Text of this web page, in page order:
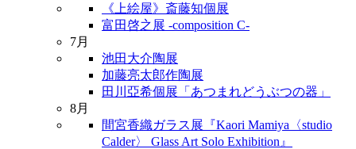
《上絵屋》斎藤知個展
富田啓之展 -composition C-
7月
池田大介陶展
加藤亮太郎作陶展
田川亞希個展「あつまれどうぶつの器」
8月
間宮香織ガラス展『Kaori Mamiya〈studio
Calder〉 Glass Art Solo Exhibition』